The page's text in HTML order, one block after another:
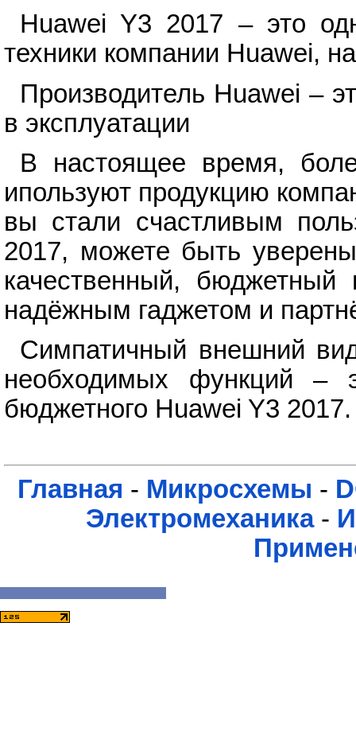
Huawei Y3 2017 – это
техники компании Huawei,
Производитель Huawei –
в эксплуатации
В настоящее время,
ипользуют продукцию
вы стали счастливым
2017, можете быть
качественный, бюджетный
надёжным гаджетом и
Симпатичный внешний
необходимых функций –
бюджетного Huawei Y3 2017.
Главная - Микросхемы -
Электромеханика-